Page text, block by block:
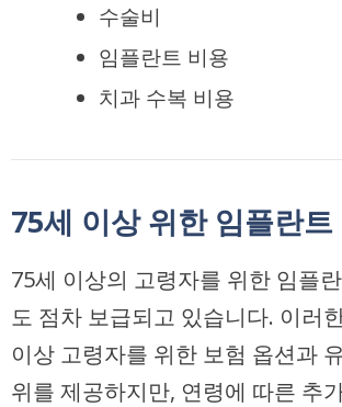
수술비
임플란트 비용
치과 수복 비용
75세 이상 위한 임플란트
75세 이상의 고령자를 위한 임플
도 점차 보급되고 있습니다. 이러
이상 고령자를 위한 보험 옵션과
위를 제공하지만, 연령에 따른 추